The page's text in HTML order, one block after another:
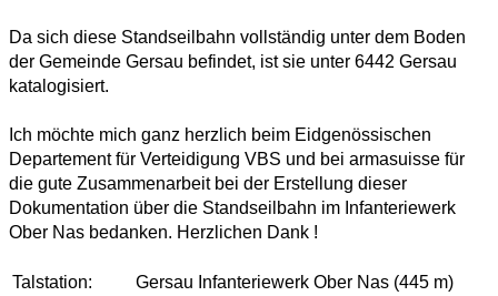
Da sich diese Standseilbahn vollständig unter dem Boden
der Gemeinde Gersau befindet, ist sie unter 6442 Gersau
katalogisiert.
Ich möchte mich ganz herzlich beim Eidgenössischen
Departement für Verteidigung VBS und bei armasuisse für
die gute Zusammenarbeit bei der Erstellung dieser
Dokumentation über die Standseilbahn im Infanteriewerk
Ober Nas bedanken. Herzlichen Dank !
Talstation:
Gersau Infanteriewerk Ober Nas (445 m)